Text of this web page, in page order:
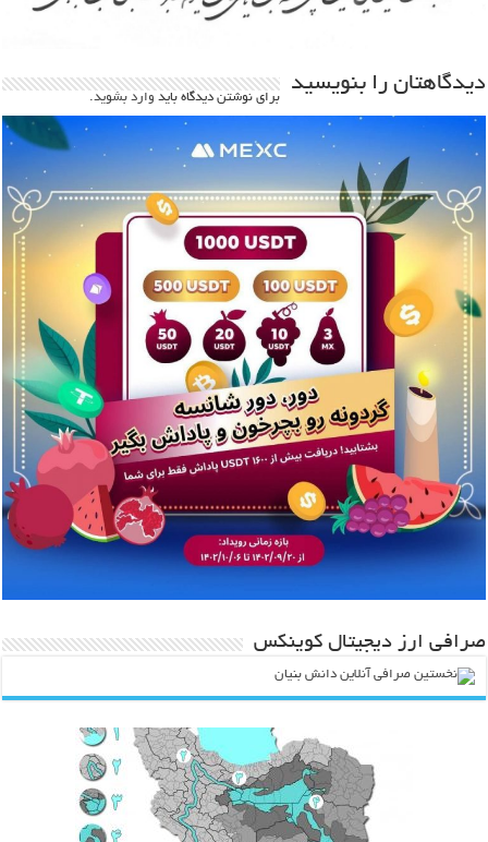
دیدگاهتان را بنویسید
برای نوشتن دیدگاه باید وارد بشوید.
صرافی ارز دیجیتال کوینکس